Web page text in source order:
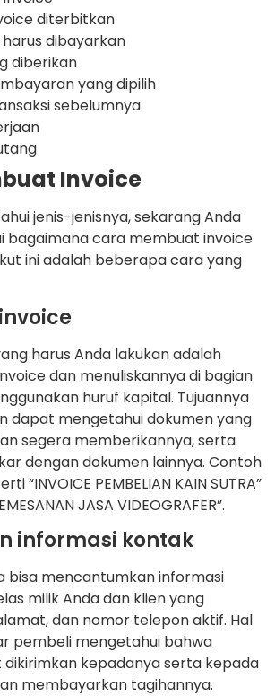
diterbitkan
harus dibayarkan
diberikan
yang dipilih
sebelumnya
Invoice
jenis-jenisnya, sekarang Anda
bagaimana cara membuat invoice
ini adalah beberapa cara yang
harus Anda lakukan adalah
dan menuliskannya di bagian
huruf kapital. Tujuannya
dapat mengetahui dokumen yang
segera memberikannya, serta
dengan dokumen lainnya. Contoh
“INVOICE PEMBELIAN KAIN SUTRA”
JASA VIDEOGRAFER”.
informasi kontak
bisa mencantumkan informasi
milik Anda dan klien yang
dan nomor telepon aktif. Hal
pembeli mengetahui bahwa
kepadanya serta kepada
membayarkan tagihannya.